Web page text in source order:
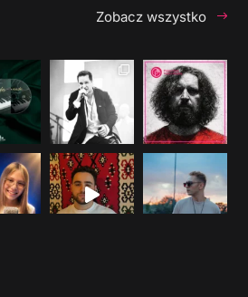
Zobacz wszystko